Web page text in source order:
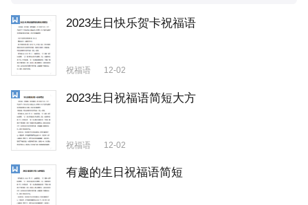
2023生日快乐贺卡祝福语
祝福语 12-02
2023生日祝福语简短大方
祝福语 12-02
有趣的生日祝福语简短